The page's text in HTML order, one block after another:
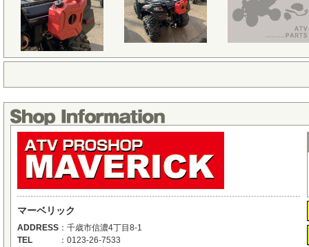
マーベリック
ADDRESS ： 千歳市信濃4丁目8-1
TEL
： 0123-26-7533